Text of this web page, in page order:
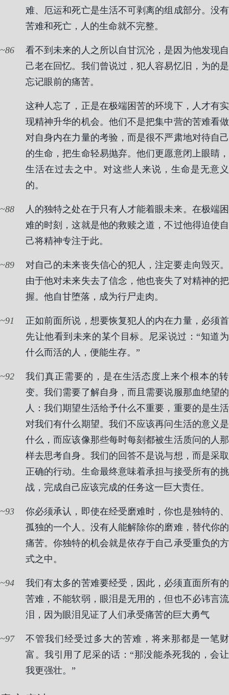
难、厄运和死亡是生活不可剥离的组成部分。没有
苦难和死亡，人的生命就不完整。
86
看不到未来的人之所以自甘沉沦，是因为他发现自
己老在回忆。我们曾说过，犯人容易忆旧，为的是
忘记眼前的痛苦。
这种人忘了，正是在极端困苦的环境下，人才有实
现精神升华的机会。他们不是把集中营的苦难看做
对自身内在力量的考验，而是很不严肃地对待自己
的生命，把生命轻易抛弃。他们更愿意闭上眼睛，
生活在过去之中。对这些人来说，生命是无意义
的。
88
人的独特之处在于只有人才能着眼未来。在极端困
难的时刻，这就是他的救赎之道，不过他得迫使自
己将精神专注于此。
89
对自己的未来丧失信心的犯人，注定要走向毁灭。
由于他对未来失去了信念，他也丧失了对精神的把
握。他自甘堕落，成为行尸走肉。
91
正如前面所说，想要恢复犯人的内在力量，必须首
先让他看到未来的某个目标。尼采说过：“知道为
什么而活的人，便能生存。”
92
我们真正需要的，是在生活态度上来个根本的转
变。我们需要了解自身，而且需要说服那血绝望的
人：我们期望生活给予什么不重要，重要的是生活
对我们有什么期望。我们不应该再问生活的意义是
什么，而应该像那些每时每刻都被生活质问的人那
样去思考自身。我们的回答不是说与想，而是采取
正确的行动。生命最终意味着承担与接受所有的挑
战，完成自己应该完成的任务这一巨大责任。
93
你必须承认，即使在经受磨难时，你也是独特的、
孤独的一个人。没有人能解除你的磨难，替代你的
痛苦。你独特的机会就是依存于自己承受重负的方
式之中。
94
我们有太多的苦难要经受，因此，必须直面所有的
苦难，不能软弱，眼泪是无用的，但也不必讳言流
泪，因为眼泪见证了人们承受痛苦的巨大勇气
97
不管我们经受过多大的苦难，将来那都是一笔财
富。我引用了尼采的话：“那没能杀死我的，会让
我更强壮。”